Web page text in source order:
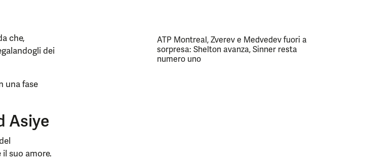
che,
dei
una fase
Asiye
suo amore.
ATP Montreal, Zverev e Medvedev fuori a
sorpresa: Shelton avanza, Sinner resta
numero uno